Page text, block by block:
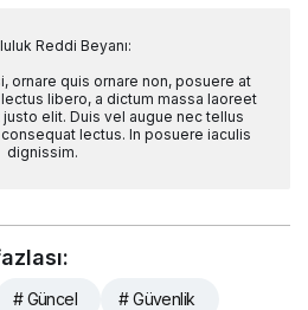
Reddi Beyanı:
ornare quis ornare non, posuere at
libero, a dictum massa laoreet
justo elit. Duis vel augue nec tellus
lectus. In posuere iaculis
dignissim.
# Güncel # Güvenlik